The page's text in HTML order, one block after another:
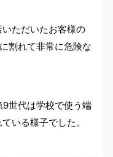
ただいたお客様の
割れて非常に危険な
世代は学校で使う端
いる様子でした。